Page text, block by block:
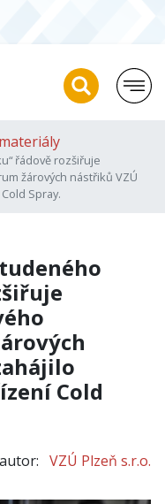
řádově rozšiřuje
žárových nástřiků VZÚ
Spray.
Cold
autor: VZÚ Plzeň s.r.o.